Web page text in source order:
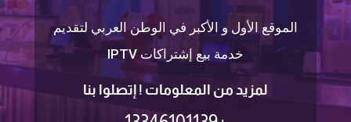
الموقع الأول و الأكبر في الوطن العربي لتقديم
خدمة بيع إشتراكات IPTV
لمزيد من المعلومات ! إتصلوا بنا